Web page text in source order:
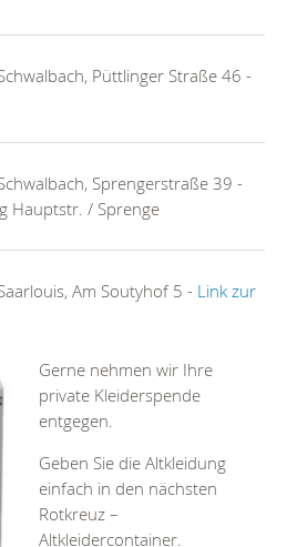
Püttlinger Straße 46 -
Sprengerstraße 39 -
Hauptstr. / Sprenge
Am Soutyhof 5 - Link zur
Gerne nehmen wir Ihre
private Kleiderspende
entgegen.
Geben Sie die Altkleidung
einfach in den nächsten
Rotkreuz –
Altkleidercontainer.